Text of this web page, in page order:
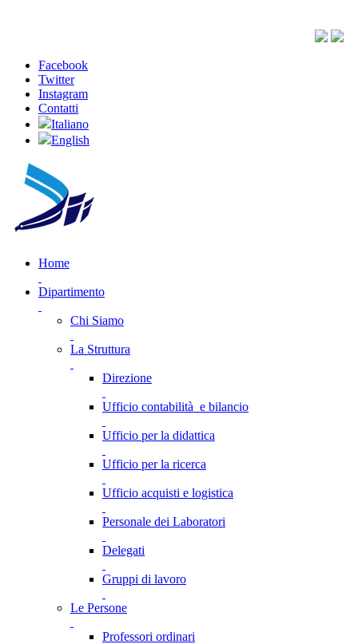
Facebook
Twitter
Instagram
Contatti
Italiano
English
Home
Dipartimento
Chi Siamo
La Struttura
Direzione
Ufficio contabilità e bilancio
Ufficio per la didattica
Ufficio per la ricerca
Ufficio acquisti e logistica
Personale dei Laboratori
Delegati
Gruppi di lavoro
Le Persone
Professori ordinari